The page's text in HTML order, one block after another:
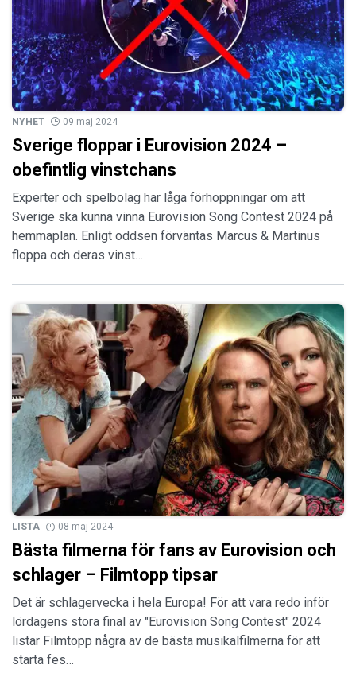
NYHET 09 maj 2024
Sverige floppar i Eurovision 2024 –
obefintlig vinstchans
Experter och spelbolag har låga förhoppningar om att
Sverige ska kunna vinna Eurovision Song Contest 2024 på
hemmaplan. Enligt oddsen förväntas Marcus & Martinus
floppa och deras vinst…
LISTA 08 maj 2024
Bästa filmerna för fans av Eurovision och
schlager – Filmtopp tipsar
Det är schlagervecka i hela Europa! För att vara redo inför
lördagens stora final av "Eurovision Song Contest" 2024
listar Filmtopp några av de bästa musikalfilmerna för att
starta fes…